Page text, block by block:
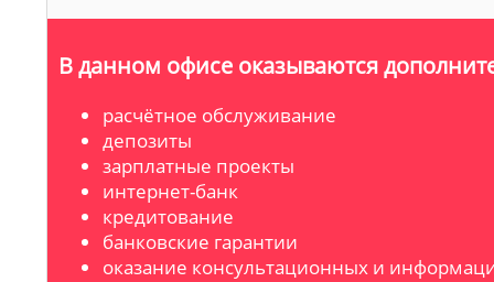
В данном офисе оказываются
расчётное обслуживание
депозиты
зарплатные проекты
интернет-банк
кредитование
банковские гарантии
оказание консультационных и